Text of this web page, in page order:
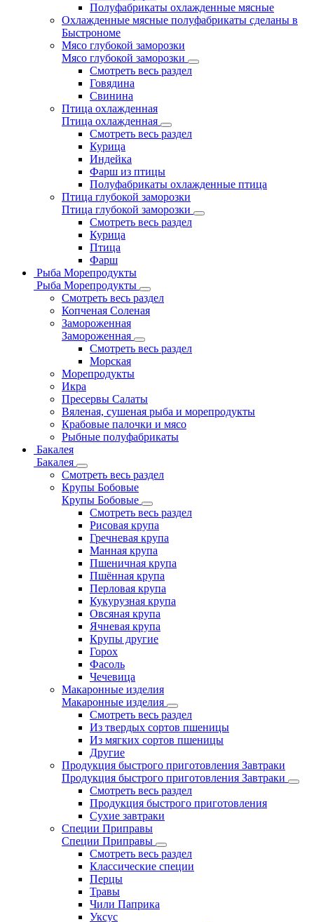
Полуфабрикаты охлажденные мясные
Охлажденные мясные полуфабрикаты сделаны в
Быстрономе
Мясо глубокой заморозки
Мясо глубокой заморозки
Смотреть весь раздел
Говядина
Свинина
Птица охлажденная
Птица охлажденная
Смотреть весь раздел
Курица
Индейка
Фарш из птицы
Полуфабрикаты охлажденные птица
Птица глубокой заморозки
Птица глубокой заморозки
Смотреть весь раздел
Курица
Птица
Фарш
Рыба Морепродукты
Рыба Морепродукты
Смотреть весь раздел
Копченая Соленая
Замороженная
Замороженная
Смотреть весь раздел
Морская
Морепродукты
Икра
Пресервы Салаты
Вяленая, сушеная рыба и морепродукты
Крабовые палочки и мясо
Рыбные полуфабрикаты
Бакалея
Бакалея
Смотреть весь раздел
Крупы Бобовые
Крупы Бобовые
Смотреть весь раздел
Рисовая крупа
Гречневая крупа
Манная крупа
Пшеничная крупа
Пшённая крупа
Перловая крупа
Кукурузная крупа
Овсяная крупа
Ячневая крупа
Крупы другие
Горох
Фасоль
Чечевица
Макаронные изделия
Макаронные изделия
Смотреть весь раздел
Из твердых сортов пшеницы
Из мягких сортов пшеницы
Другие
Продукция быстрого приготовления Завтраки
Продукция быстрого приготовления Завтраки
Смотреть весь раздел
Продукция быстрого приготовления
Сухие завтраки
Специи Приправы
Специи Приправы
Смотреть весь раздел
Классические специи
Перцы
Травы
Чили Паприка
Уксус